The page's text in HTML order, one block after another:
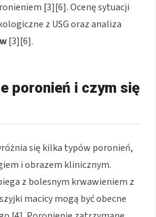
[3][6]. Ocenę sytuacji
z USG oraz analiza
[3][6].
poronień i czym się
się kilka typów poronień,
i obrazem klinicznym.
z bolesnym krwawieniem z
macicy mogą być obecne